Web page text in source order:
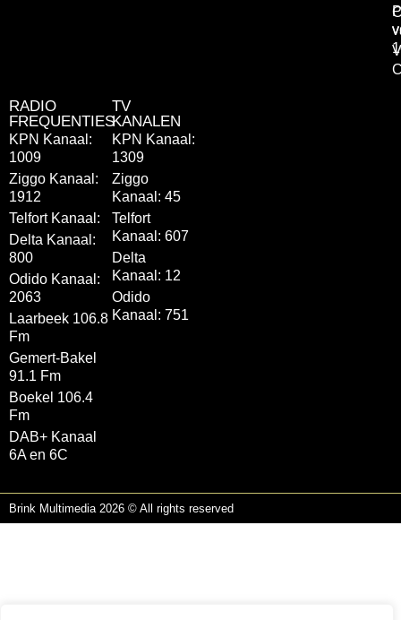
RADIO
FREQUENTIES
KPN Kanaal:
1009
Ziggo Kanaal:
1912
Telfort Kanaal:
Delta Kanaal:
800
Odido Kanaal:
2063
Laarbeek 106.8
Fm
Gemert-Bakel
91.1 Fm
Boekel 106.4
Fm
DAB+ Kanaal
6A en 6C
TV
KANALEN
KPN Kanaal:
1309
Ziggo
Kanaal: 45
Telfort
Kanaal: 607
Delta
Kanaal: 12
Odido
Kanaal: 751
Brink Multimedia 2026 © All rights reserved